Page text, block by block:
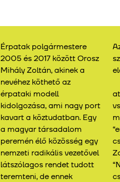
Érpatak polgármestere
2005 és 2017 között Orosz
Mihály Zoltán, akinek a
nevéhez köthető az
érpataki modell
kidolgozása, ami nagy port
kavart a köztudatban. Egy
a magyar társadalom
peremén élő közösség egy
nemzeti radikális vezetővel
látszólagos rendet tudott
teremteni, de ennek